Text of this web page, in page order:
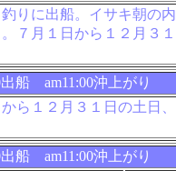
りに出船。イサキ朝の
７月１日から１２月３
船 am11:00沖上がり
ら１２月３１日の土日
船 am11:00沖上がり